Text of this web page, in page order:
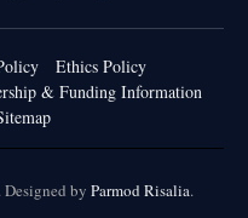
Ethics Policy
& Funding Information
by Parmod Risalia.